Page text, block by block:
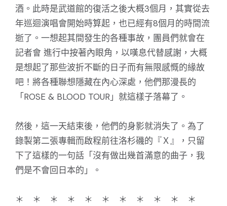
酒。此時是武道館的復活之後大概3個月，其實從去
年巡迴演唱會開始時算起，也已經有8個月的時間流
逝了。一想起其間發生的各種事故，團員們就會在
記者會 進行中按著內眼角，以嘆息代替感謝，大概
是想起了那些波折不斷的日子而有無限感慨的緣故
吧！將各種聯想隱藏在內心深處，他們那漫長的
「ROSE & BLOOD TOUR」就這樣子落幕了。
然後，這一天結束後，他們的身影就消失了。為了
錄製第二張專輯而啟程前往洛杉磯的『Ｘ』，只留
下了這樣的一句話「沒有做出幾首滿意的曲子，我
們是不會回日本的」。
＊ ＊ ＊ ＊ ＊ ＊ ＊ ＊ ＊ ＊ ＊